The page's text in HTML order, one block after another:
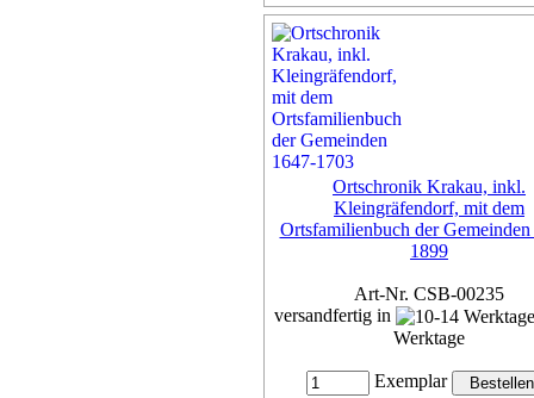
inkl. 7% MwSt,zzgl.
Ortschronik Krakau, inkl.
Kleingräfendorf, mit dem
Ortsfamilienbuch der
1899
Art-Nr. CSB-00235
versandfertig in
Werktage
Exemplar